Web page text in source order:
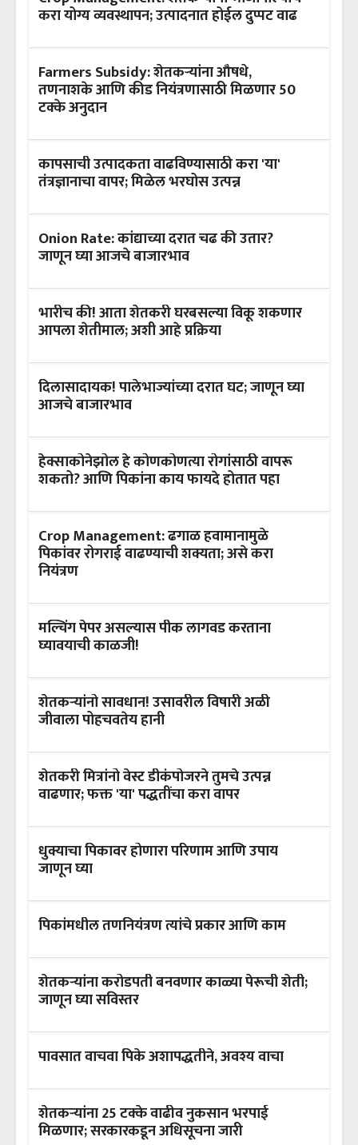
करा योग्य व्यवस्थापन; उत्पादनात होईल दुप्पट वाढ
Farmers Subsidy: शेतकऱ्यांना औषधे,
तणनाशके आणि कीड नियंत्रणासाठी मिळणार 50
टक्के अनुदान
कापसाची उत्पादकता वाढविण्यासाठी करा 'या'
तंत्रज्ञानाचा वापर; मिळेल भरघोस उत्पन्न
Onion Rate: कांद्याच्या दरात चढ की उतार?
जाणून घ्या आजचे बाजारभाव
भारीच की! आता शेतकरी घरबसल्या विकू शकणार
आपला शेतीमाल; अशी आहे प्रक्रिया
दिलासादायक! पालेभाज्यांच्या दरात घट; जाणून घ्या
आजचे बाजारभाव
हेक्साकोनेझोल हे कोणकोणत्या रोगांसाठी वापरू
शकतो? आणि पिकांना काय फायदे होतात पहा
Crop Management: ढगाळ हवामानामुळे
पिकांवर रोगराई वाढण्याची शक्यता; असे करा
नियंत्रण
मल्चिंग पेपर असल्यास पीक लागवड करताना
घ्यावयाची काळजी!
शेतकऱ्यांनो सावधान! उसावरील विषारी अळी
जीवाला पोहचवतेय हानी
शेतकरी मित्रांनो वेस्ट डीकंपोजरने तुमचे उत्पन्न
वाढणार; फक्त 'या' पद्धतींचा करा वापर
धुक्याचा पिकावर होणारा परिणाम आणि उपाय
जाणून घ्या
पिकांमधील तणनियंत्रण त्यांचे प्रकार आणि काम
शेतकऱ्यांना करोडपती बनवणार काळ्या पेरूची शेती;
जाणून घ्या सविस्तर
पावसात वाचवा पिके अशापद्धतीने, अवश्य वाचा
शेतकऱ्यांना 25 टक्के वाढीव नुकसान भरपाई
मिळणार; सरकारकडून अधिसूचना जारी